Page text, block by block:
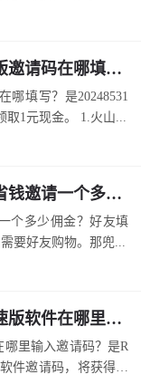
火山极速版邀请码谁有？火山极速版邀请码在哪填写？
哪填写？是20248531
取1元现金。 1.火山...
兜要省钱邀请码有什么好处？兜要省钱邀请一个多少佣金？
个多少佣金？好友填
要好友购物。那兜...
米读极速版邀请码在哪看？米读极速版软件在哪里输入邀请码？
里输入邀请码？是R
件邀请码，将获得10